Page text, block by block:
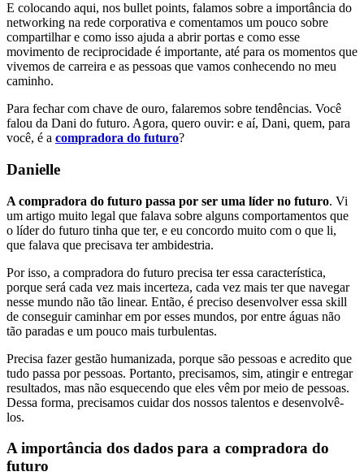
E colocando aqui, nos bullet points, falamos sobre a importância do
networking na rede corporativa e comentamos um pouco sobre
compartilhar e como isso ajuda a abrir portas e como esse
movimento de reciprocidade é importante, até para os momentos que
vivemos de carreira e as pessoas que vamos conhecendo no meu
caminho.
Para fechar com chave de ouro, falaremos sobre tendências. Você
falou da Dani do futuro. Agora, quero ouvir: e aí, Dani, quem, para
você, é a compradora do futuro?
Danielle
A compradora do futuro passa por ser uma líder no futuro. Vi
um artigo muito legal que falava sobre alguns comportamentos que
o líder do futuro tinha que ter, e eu concordo muito com o que li,
que falava que precisava ter ambidestria.
Por isso, a compradora do futuro precisa ter essa característica,
porque será cada vez mais incerteza, cada vez mais ter que navegar
nesse mundo não tão linear. Então, é preciso desenvolver essa skill
de conseguir caminhar em por esses mundos, por entre águas não
tão paradas e um pouco mais turbulentas.
Precisa fazer gestão humanizada, porque são pessoas e acredito que
tudo passa por pessoas. Portanto, precisamos, sim, atingir e entregar
resultados, mas não esquecendo que eles vêm por meio de pessoas.
Dessa forma, precisamos cuidar dos nossos talentos e desenvolvê-
los.
A importância dos dados para a compradora do
futuro